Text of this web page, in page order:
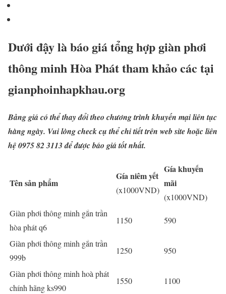
Dưới đậy là báo giá tổng hợp giàn phơi
thông minh Hòa Phát tham khảo các tại
gianphoinhapkhau.org
Bảng giá có thể thay đổi theo chương trình khuyến mại liên tục
hàng ngày. Vui lòng check cụ thể chi tiết trên web site hoặc liên
hệ 0975 82 3113 để được báo giá tốt nhất.
Tên sản phẩm
Gía niêm yết
(x1000VND)
Gía khuyến
mãi
(x1000VND)
Giàn phơi thông minh gắn trần
hòa phát q6
1150 590
Giàn phơi thông minh gắn trần
999b
1250 950
Giàn phơi thông minh hoà phát
chính hãng ks990
1550 1100